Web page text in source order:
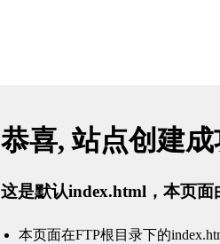
恭喜, 站点创建
这是默认index.html，本页面
本页面在FTP根目录下的